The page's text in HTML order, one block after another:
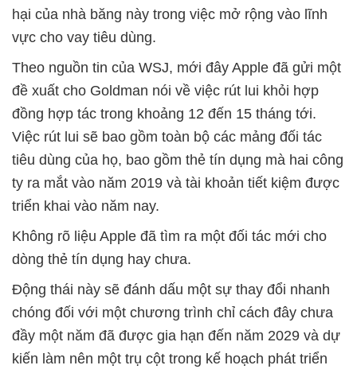
hại của nhà băng này trong việc mở rộng vào lĩnh
vực cho vay tiêu dùng.
Theo nguồn tin của WSJ, mới đây Apple đã gửi một
đề xuất cho Goldman nói về việc rút lui khỏi hợp
đồng hợp tác trong khoảng 12 đến 15 tháng tới.
Việc rút lui sẽ bao gồm toàn bộ các mảng đối tác
tiêu dùng của họ, bao gồm thẻ tín dụng mà hai công
ty ra mắt vào năm 2019 và tài khoản tiết kiệm được
triển khai vào năm nay.
Không rõ liệu Apple đã tìm ra một đối tác mới cho
dòng thẻ tín dụng hay chưa.
Động thái này sẽ đánh dấu một sự thay đổi nhanh
chóng đối với một chương trình chỉ cách đây chưa
đầy một năm đã được gia hạn đến năm 2029 và dự
kiến làm nên một trụ cột trong kế hoạch phát triển